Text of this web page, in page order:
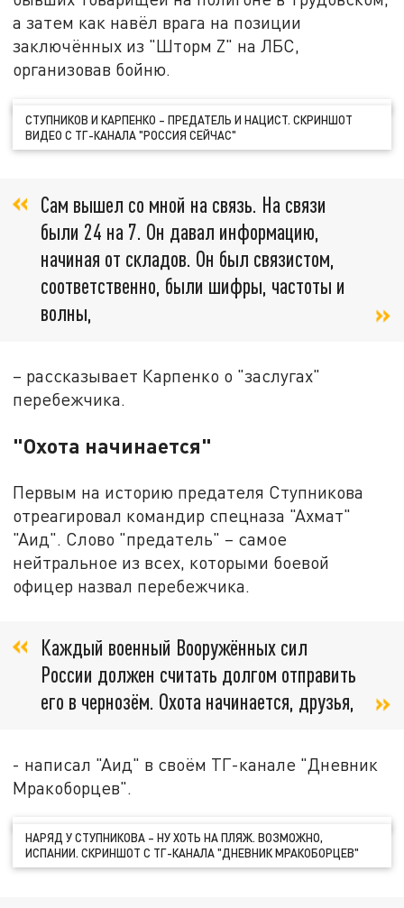
а затем как навёл врага на позиции
заключённых из "Шторм Z" на ЛБС,
организовав бойню.
СТУПНИКОВ И КАРПЕНКО – ПРЕДАТЕЛЬ И НАЦИСТ. СКРИНШОТ
ВИДЕО С ТГ-КАНАЛА "РОССИЯ СЕЙЧАС"
Сам вышел со мной на связь. На связи
были 24 на 7. Он давал информацию,
начиная от складов. Он был связистом,
соответственно, были шифры, частоты и
волны,
– рассказывает Карпенко о "заслугах"
перебежчика.
"Охота начинается"
Первым на историю предателя Ступникова
отреагировал командир спецназа "Ахмат"
"Аид". Слово "предатель" – самое
нейтральное из всех, которыми боевой
офицер назвал перебежчика.
Каждый военный Вооружённых сил
России должен считать долгом отправить
его в чернозём. Охота начинается, друзья,
- написал "Аид" в своём ТГ-канале "Дневник
Мракоборцев".
НАРЯД У СТУПНИКОВА – НУ ХОТЬ НА ПЛЯЖ. ВОЗМОЖНО,
ИСПАНИИ. СКРИНШОТ С ТГ-КАНАЛА "ДНЕВНИК МРАКОБОРЦЕВ"